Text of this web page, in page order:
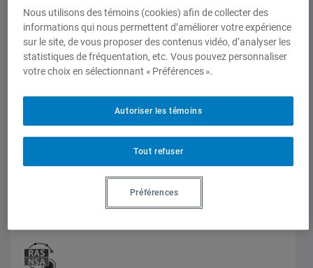
Quelles leçons à tirer de la « seconde
guerre russo-ukrainienne » ?
Note stratégique 23, Satcha de Henning Michaëlis, 12
Nous utilisons des témoins (cookies) afin de collecter des
informations qui nous permettent d’améliorer votre expérience
sur le site, de vous proposer des contenus vidéo, d’analyser les
statistiques de fréquentation, etc. Vous pouvez personnaliser
votre choix en sélectionnant « Préférences ».
Tout refuser
Autoriser les témoins
Préférences